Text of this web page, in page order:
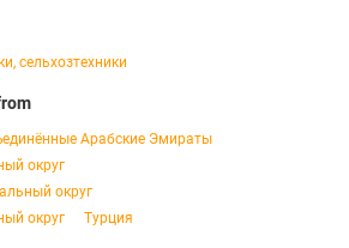
сельхозтехники
Арабские Эмираты
округ
округ
округ
Турция